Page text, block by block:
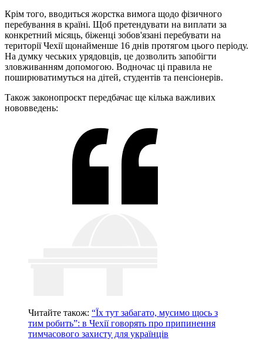
Крім того, вводиться жорстка вимога щодо фізичного
перебування в країні. Щоб претендувати на виплати за
конкретний місяць, біженці зобов'язані перебувати на
території Чехії щонайменше 16 днів протягом цього періоду.
На думку чеських урядовців, це дозволить запобігти
зловживанням допомогою. Водночас ці правила не
поширюватимуться на дітей, студентів та пенсіонерів.
Також законопроєкт передбачає ще кілька важливих
нововведень:
Читайте також: “Їх тут забагато, мусимо щось з
тим робить”: в Чехії говорять про припинення
тимчасового захисту для українців